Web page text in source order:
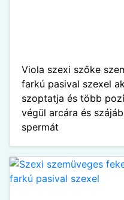
Viola szexi szőke
farkú pasival szexel
szoptatja és több
végül arcára és
spermát